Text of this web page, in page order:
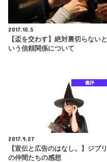
2017.10.5
【盃を交わす】絶対裏切らないと
いう信頼関係について
書評
2017.9.27
【宣伝と広告のはなし。】ジブリ
の仲間たちの感想